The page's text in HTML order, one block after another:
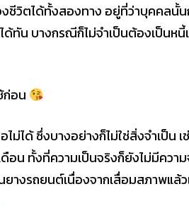
ชีวิตได้ทั้งสองทาง อยู่ที่ว่าบุคคลนั้น
ด้ทัน บางกรณีก็ไม่จำเป็นต้องเป็นห
ก่อน
ม่ได้ ซึ่งบางอย่างก็ไม่ใช่สิ่งจำเป็น
อน ทั้งที่ความเป็นจริงก็ยังไม่มีควา
างรถยนต์เนื่องจากเสื่อมสภาพแล้